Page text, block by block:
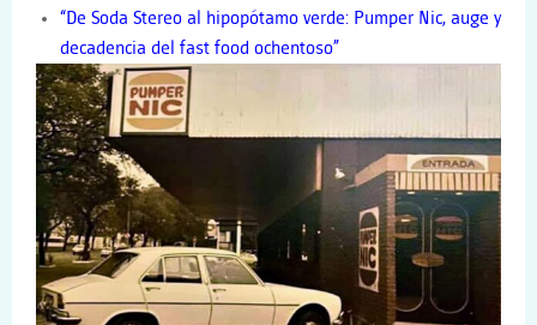
“De Soda Stereo al hipopótamo verde: Pumper Nic, auge y
decadencia del fast food ochentoso”